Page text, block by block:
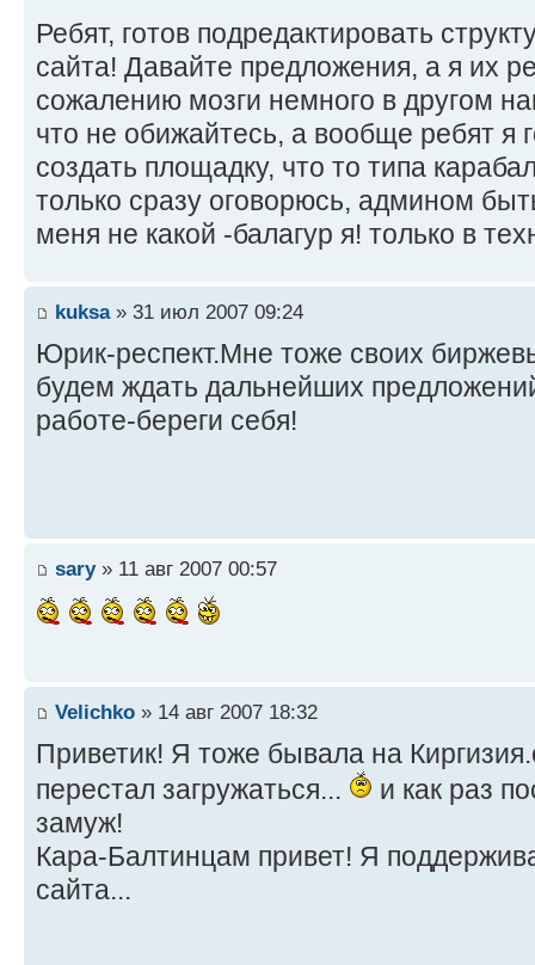
Ребят, готов подредактировать
сайта! Давайте предложения, а я их
сожалению мозги немного в другом
что не обижайтесь, а вообще ребят я
создать площадку, что то типа
только сразу оговорюсь, админом
меня не какой -балагур я! только в
kuksa» 31 июл 2007 09:24
Юрик-респект.Мне тоже своих
будем ждать дальнейших
работе-береги себя!
sary» 11 авг 2007 00:57
Velichko » 14 авг 2007 18:32
Приветик! Я тоже бывала на
перестал загружаться...
и как раз
замуж!
Кара-Балтинцам привет! Я
сайта...